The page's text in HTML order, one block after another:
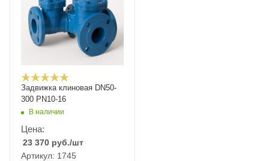
Задвижка клиновая DN50-
300 PN10-16
В наличии
Цена:
23 370 руб./шт
Артикул: 1745